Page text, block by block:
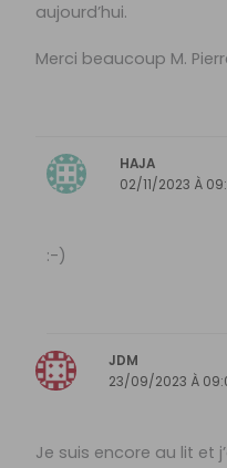
aujourd’hui.
Merci beaucoup M.
HAJA
02/11/2023 À
:-)
JDM
23/09/2023 À
Je suis encore au lit et